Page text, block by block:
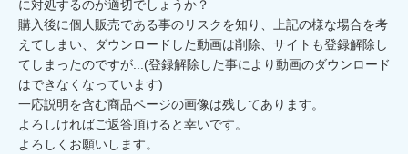
に対処するのが適切でしょうか？
購入後に個人販売である事のリスクを知り、上記の様な場合を考
えてしまい、ダウンロードした動画は削除、サイトも登録解除し
てしまったのですが...(登録解除した事により動画のダウンロード
はできなくなっています)
一応説明を含む商品ページの画像は残してあります。
よろしければご返答頂けると幸いです。